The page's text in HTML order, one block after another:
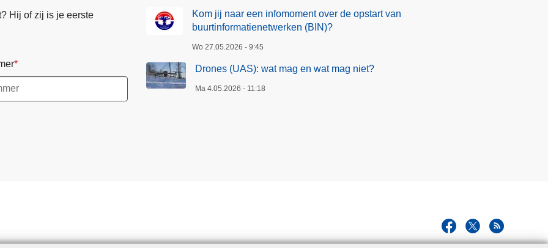
Hij of zij is je eerste
Kom jij naar een infomoment over de opstart van
buurtinformatienetwerken (BIN)?
Wo 27.05.2026 - 9:45
Drones (UAS): wat mag en wat mag niet?
Ma 4.05.2026 - 11:18